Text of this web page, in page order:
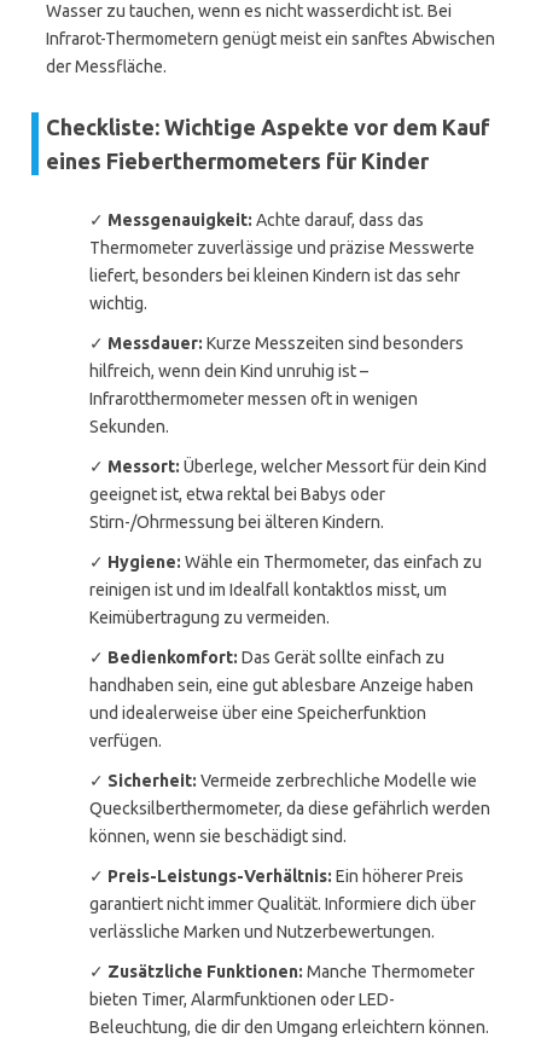
Wasser zu tauchen, wenn es nicht wasserdicht ist. Bei
Infrarot-Thermometern genügt meist ein sanftes Abwischen
der Messfläche.
Checkliste: Wichtige Aspekte vor dem Kauf
eines Fieberthermometers für Kinder
✓ Messgenauigkeit: Achte darauf, dass das
Thermometer zuverlässige und präzise Messwerte
liefert, besonders bei kleinen Kindern ist das sehr
wichtig.
✓ Messdauer: Kurze Messzeiten sind besonders
hilfreich, wenn dein Kind unruhig ist –
Infrarotthermometer messen oft in wenigen
Sekunden.
✓ Messort: Überlege, welcher Messort für dein Kind
geeignet ist, etwa rektal bei Babys oder
Stirn-/Ohrmessung bei älteren Kindern.
✓ Hygiene: Wähle ein Thermometer, das einfach zu
reinigen ist und im Idealfall kontaktlos misst, um
Keimübertragung zu vermeiden.
✓ Bedienkomfort: Das Gerät sollte einfach zu
handhaben sein, eine gut ablesbare Anzeige haben
und idealerweise über eine Speicherfunktion
verfügen.
✓ Sicherheit: Vermeide zerbrechliche Modelle wie
Quecksilberthermometer, da diese gefährlich werden
können, wenn sie beschädigt sind.
✓ Preis-Leistungs-Verhältnis: Ein höherer Preis
garantiert nicht immer Qualität. Informiere dich über
verlässliche Marken und Nutzerbewertungen.
✓ Zusätzliche Funktionen: Manche Thermometer
bieten Timer, Alarmfunktionen oder LED-
Beleuchtung, die dir den Umgang erleichtern können.